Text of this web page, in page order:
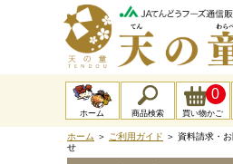
ホーム 商品検索 買い物かご
0
ホーム ＞ ご利用ガイド ＞ 資料請求・
せ